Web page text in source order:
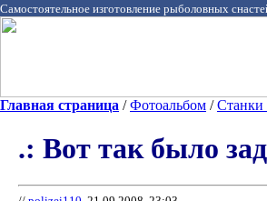
Самостоятельное изготовление рыболовных
Главная страница /Фотоальбом /Станки
.: Вот так было